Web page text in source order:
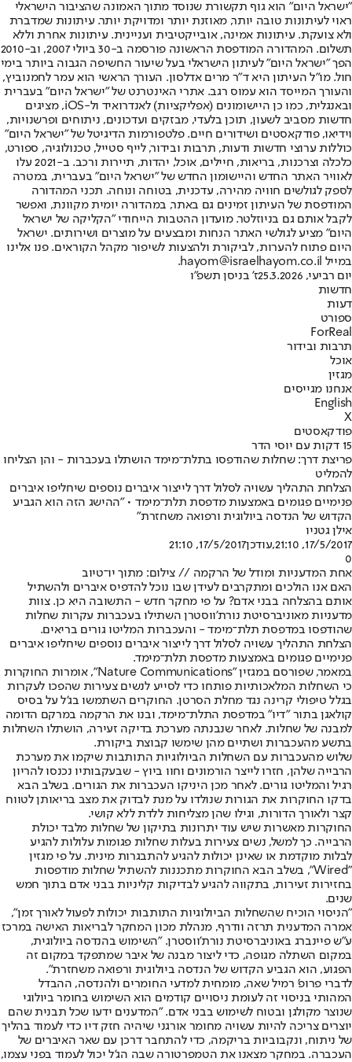
"ישראל היום" הוא גוף תקשורת שנוסד מתוך האמונה שהציבור הישראלי
ראוי לעיתונות טובה יותר, מאוזנת יותר ומדויקת יותר. עיתונות שמדברת
ולא צועקת. עיתונות אמינה, אובייקטיבית ועניינית. עיתונות אחרת וללא
תשלום. המהדורה המודפסת הראשונה פורסמה ב-30 ביולי 2007, וב-2010
הפך "ישראל היום" לעיתון הישראלי בעל שיעור החשיפה הגבוה ביותר בימי
חול. מו"ל העיתון היא ד"ר מרים אדלסון. העורך הראשי הוא עמר לחמנוביץ,
והעורך המייסד הוא עמוס רגב. אתרי האינטרנט של "ישראל היום" בעברית
ובאנגלית, כמו כן היישומונים (אפליקציות) לאנדרואיד ול-iOS, מציגים
חדשות מסביב לשעון, תוכן בלעדי, מבזקים ועדכונים, ניתוחים ופרשנויות,
וידיאו, פודקאסטים ושידורים חיים. פלטפורמות הדיגיטל של "ישראל היום"
כוללות ערוצי חדשות ודעות, תרבות ובידור, לייף סטייל, טכנולוגיה, ספורט,
כלכלה וצרכנות, בריאות, חיילים, אוכל, יהדות, תיירות ורכב. ב-2021 עלו
לאוויר האתר החדש והיישומון החדש של "ישראל היום" בעברית, במטרה
לספק לגולשים חוויה מהירה, עדכנית, בטוחה ונוחה. תכני המהדורה
המודפסת של העיתון זמינים גם באתר, במהדורה יומית מקוונת, ואפשר
לקבל אותם גם בניוזלטר. מועדון ההטבות הייחודי "הקליקה של ישראל
היום" מציע לגולשי האתר הנחות ומבצעים על מוצרים ושירותים. ישראל
היום פתוח להערות, לביקורת ולהצעות לשיפור מקהל הקוראים. פנו אלינו
במייל hayom@israelhayom.co.il.
יום רביעי, 25.3.2026
ז' בניסן תשפ"ו
חדשות
דעות
ספורט
ForReal
תרבות ובידור
אוכל
מגזין
אנחנו מגייסים
English
X
פודקאסטים
15 דקות עם יוסי הדר
פריצת דרך: שחלות שהודפסו בתלת־מימד הושתלו בעכברות - והן הצליחו
להמליט
הצלחת התהליך עשויה לסלול דרך לייצור איברים נוספים שיחליפו איברים
פנימיים פגומים באמצעות מדפסת תלת־מימד • "ההישג הזה הוא הגביע
הקדוש של הנדסה ביולוגית ורפואה משחזרת"
אילן גטניו
17/5/2017, 21:10
,עודכן17/5/2017, 21:10
0
אחת המדעניות ומודל של הרקמה // צילום: מתוך יו־טיוב
האם אנו הולכים ומתקרבים לעידן שבו נוכל להדפיס איברים ולהשתיל
אותם בהצלחה בבני אדם? על פי מחקר חדש - התשובה היא כן. צוות
מדעניות מאוניברסיטת נורת'ווסטרן השתילו בעכברות עקרות שחלות
שהודפסו במדפסת תלת־מימד - והעכברות המליטו גורים בריאים.
הצלחת התהליך עשויה לסלול דרך לייצור איברים נוספים שיחליפו איברים
פנימיים פגומים באמצעות מדפסת תלת־מימד.
במאמר, שפורסם במגזין "Nature Communications", אומרות החוקרות
כי השחלות המלאכותיות פותחו כדי לסייע לנשים צעירות שהפכו לעקרות
בגלל טיפולי קרינה נגד מחלת הסרטן. החוקרים השתמשו בג'ל על בסיס
קולאגן בתור "דיו" במדפסת התלת־מימד, ובנו את הרקמה במרקם הדומה
למבנה של שחלות. לאחר שנבנתה מערכת בדיקה זעירה, הושתלו השחלות
בתשע מהעכברות ושתיים מהן שימשו קבוצת ביקורת.
שלוש מהעכברות עם השחלות הביולוגיות התותבות שיקמו את מערכת
הרבייה שלהן, חזרו לייצר הורמונים וחוו ביוץ - שבעקבותיו נכנסו להריון
רגיל והמליטו גורים. לאחר מכן היניקו העכברות את הגורים. בשלב הבא
בדקו החוקרות את הגורות שנולדו על מנת לבדוק את מצב בריאותן לטווח
קצר ולאורך הדורות, וגילו שהן מצליחות ללדת ללא קושי.
החוקרות מאשרות שיש עוד יתרונות בתיקון של שחלות מלבד יכולת
הרבייה. כך למשל, נשים צעירות בעלות שחלות פגומות עלולות להגיע
לבלות מוקדמת או שאינן יכולות להגיע להתבגרות מינית. על פי מגזין
"Wired", בשלב הבא החוקרות מתכננות להשתיל שחלות מודפסות
בחזירות זעירות, בתקווה להגיע לבדיקות קליניות בבני אדם בתוך חמש
שנים.
"הניסוי הוכיח שהשחלות הביולוגיות התותבות יכולות לפעול לאורך זמן",
אמרה המדענית תרזה וודרף, מנהלת מכון המחקר לבריאות האישה במרכז
ע"ש פיינברג באוניברסיטת נורת'ווסטרן. "השימוש בהנדסה ביולוגית,
במקום השתלה מגופה, כדי ליצור מבנה של איבר שמתפקד במקום זה
הפגוע, הוא הגביע הקדוש של הנדסה ביולוגית ורפואה משחזרת".
לדברי פרופ' רמיל שאה, מומחית למדעי החומרים ולהנדסה, ההבדל
המהותי בניסוי זה לעומת ניסויים קודמים הוא השימוש בחומר ביולוגי
שנוצר מקולגן ובטוח לשימוש בבני אדם. "המדענים ידעו שכל תבנית שהם
יוצרים צריכה להיות עשויה מחומר אורגני שיהיה חזק דיו כדי לעמוד בהליך
של ניתוח, ונקבוביות בריקמה, כדי להתחבר דרכן עם שאר האיברים של
העכברה. במחקר מצאנו את הטמפרטורה שבה הג'ל יכול לעמוד בפני עצמו,